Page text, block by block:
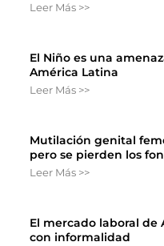
Leer Más >>
El Niño es una
América Latina
Leer Más >>
Mutilación genital
pero se pierden los
Leer Más >>
El mercado laboral de
con informalidad